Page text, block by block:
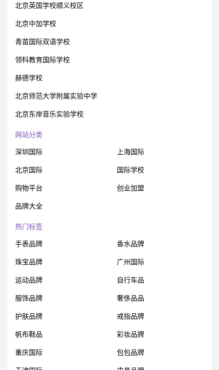
北京英国学校顺义校区
北京中加学校
青苗国际双语学校
领科教育国际学校
赫德学校
北京师范大学附属实验中学
北京东岸音乐实验学校
网站分类
深圳国际 上海国际
北京国际 国际学校
购物平台 创业加盟
品牌大全
热门标签
手表品牌 香水品牌
珠宝品牌 广州国际
运动品牌 自行车品
服饰品牌 奢侈品品
护肤品牌 戒指品牌
帆布鞋品 彩妆品牌
重庆国际 包包品牌